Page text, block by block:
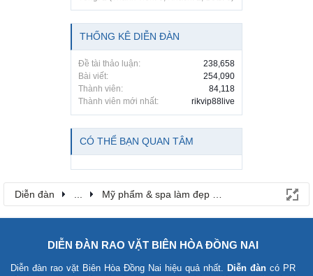
THỐNG KÊ DIỄN ĐÀN
Đề tài thảo luận:
238,658
Bài viết:
254,090
Thành viên:
84,118
Thành viên mới nhất:
rikvip88live
CÓ THỂ BẠN QUAN TÂM
Diễn đàn Mỹ phẩm & spa làm đẹp tại Đồng Nai
DIỄN ĐÀN RAO VẶT BIÊN HÒA ĐỒNG NAI
Diễn đàn rao vặt Biên Hòa Đồng Nai hiệu quả nhất. Diễn đàn có PR